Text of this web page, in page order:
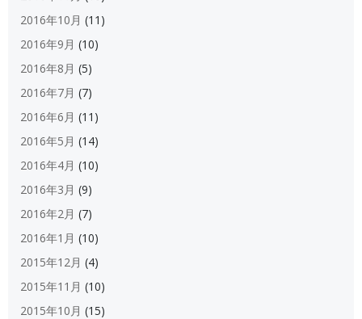
2016年10月 (11)
2016年9月 (10)
2016年8月 (5)
2016年7月 (7)
2016年6月 (11)
2016年5月 (14)
2016年4月 (10)
2016年3月 (9)
2016年2月 (7)
2016年1月 (10)
2015年12月 (4)
2015年11月 (10)
2015年10月 (15)